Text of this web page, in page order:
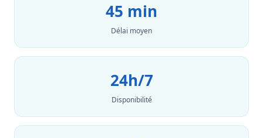
45 min
Délai moyen
24h/7
Disponibilité